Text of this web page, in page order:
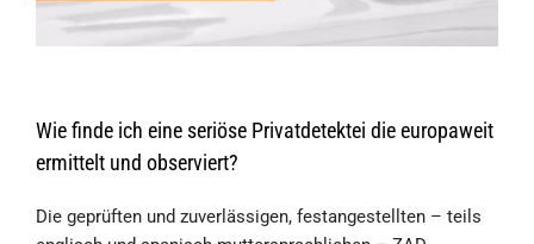
Wie finde ich eine seriöse Privatdetektei die europaweit
ermittelt und observiert?
Die geprüften und zuverlässigen, festangestellten – teils